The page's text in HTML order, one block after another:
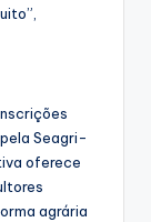
pela Seagri-
oferece
agrária